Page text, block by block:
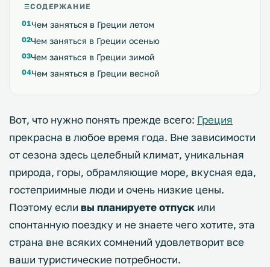
СОДЕРЖАНИЕ
Чем заняться в Греции летом
Чем заняться в Греции осенью
Чем заняться в Греции зимой
Чем заняться в Греции весной
Вот, что нужно понять прежде всего: Греция
прекрасна в любое время года. Вне зависимости
от сезона здесь целебный климат, уникальная
природа, горы, обрамляющие море, вкусная еда,
гостеприимные люди и очень низкие цены.
Поэтому если вы планируете отпуск или
спонтанную поездку и не знаете чего хотите, эта
страна вне всяких сомнений удовлетворит все
ваши туристические потребности.